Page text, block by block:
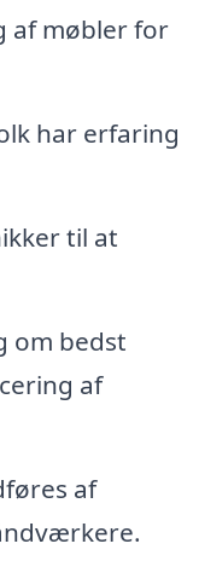
af møbler for
har erfaring
til at
om bedst
af
af